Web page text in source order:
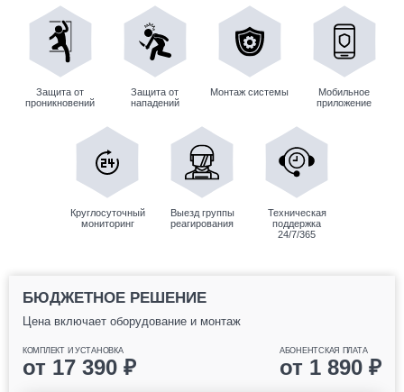
Защита от
проникновений
Защита от
нападений
Монтаж системы
Мобильное
приложение
Круглосуточный
мониторинг
Выезд группы
реагирования
Техническая
поддержка
24/7/365
БЮДЖЕТНОЕ РЕШЕНИЕ
Цена включает оборудование и монтаж
КОМПЛЕКТ И УСТАНОВКА
от 17 390 ₽
АБОНЕНТСКАЯ ПЛАТА
от 1 890 ₽